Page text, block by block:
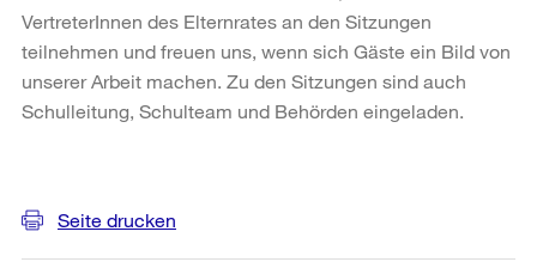
VertreterInnen des Elternrates an den Sitzungen
teilnehmen und freuen uns, wenn sich Gäste ein Bild von
unserer Arbeit machen. Zu den Sitzungen sind auch
Schulleitung, Schulteam und Behörden eingeladen.
Seite drucken